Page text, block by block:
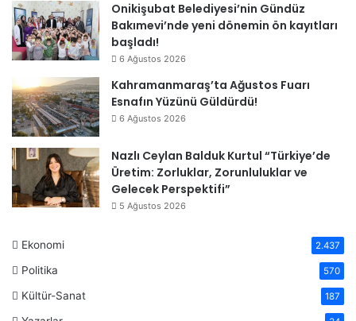
Onikişubat Belediyesi’nin Gündüz
Bakımevi’nde yeni dönemin ön kayıtları
başladı!
6 Ağustos 2026
Kahramanmaraş’ta Ağustos Fuarı
Esnafın Yüzünü Güldürdü!
6 Ağustos 2026
Nazlı Ceylan Balduk Kurtul “Türkiye’de
Üretim: Zorluklar, Zorunluluklar ve
Gelecek Perspektifi”
5 Ağustos 2026
Ekonomi 2.437
Politika 570
Kültür-Sanat 187